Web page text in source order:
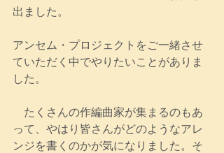
出ました。
アンセム・プロジェクトをご一緒させ
ていただく中でやりたいことがありま
した。
たくさんの作編曲家が集まるのもあ
って、やはり皆さんがどのようなアレ
ンジを書くのかが気になりました。そ